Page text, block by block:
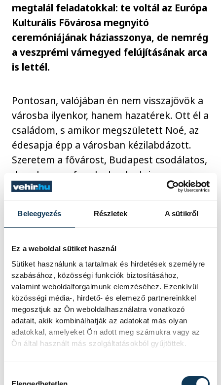
Beleegyezés Részletek A sütikről
Ez a weboldal sütiket használ
Sütiket használunk a tartalmak és hirdetések személyre
szabásához, közösségi funkciók biztosításához,
valamint weboldalforgalmunk elemzéséhez. Ezenkívül
közösségi média-, hirdető- és elemező partnereinkkel
megosztjuk az Ön weboldalhasználatra vonatkozó
adatait, akik kombinálhatják az adatokat más olyan
adatokkal, amelyeket Ön adott meg számukra vagy az
Ön által használt más szolgáltatásokból gyűjtöttek.
megtalál feladatokkal: te voltál az Európa
Kulturális Fővárosa megnyitó
ceremóniájának háziasszonya, de nemrég
a veszprémi várnegyed felújításának arca
is lettél.
Pontosan, valójában én nem visszajövök a
városba ilyenkor, hanem hazatérek. Ott él a
családom, s amikor megszületett Noé, az
édesapja épp a városban kézilabdázott.
Szeretem a fővárost, Budapest csodálatos,
de soha nem fogok elszakadni
Veszprémtől. Tini korom óta igyekszem
vinni a királynék városának a jó hírét.
álltál a színpadon, érezted, ez az utad.
Milyen veled együtt dolgozni a
rendezőknek?
Kíváncsi lennék, erre mit mondanának ők,
de én úgy érzem, szeretnek velem
dolgozni. Úgy szocializálódtam az első
munkáim során, hogy tudtam, hierarchikus
rendszerben létezem, tisztában voltam a